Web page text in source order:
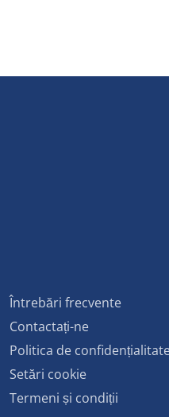
Întrebări frecvente
Contactați-ne
Politica de
Setări cookie
Termeni și condiții